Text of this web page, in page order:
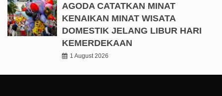
AGODA CATATKAN MINAT
KENAIKAN MINAT WISATA
DOMESTIK JELANG LIBUR HARI
KEMERDEKAAN
1 August 2026